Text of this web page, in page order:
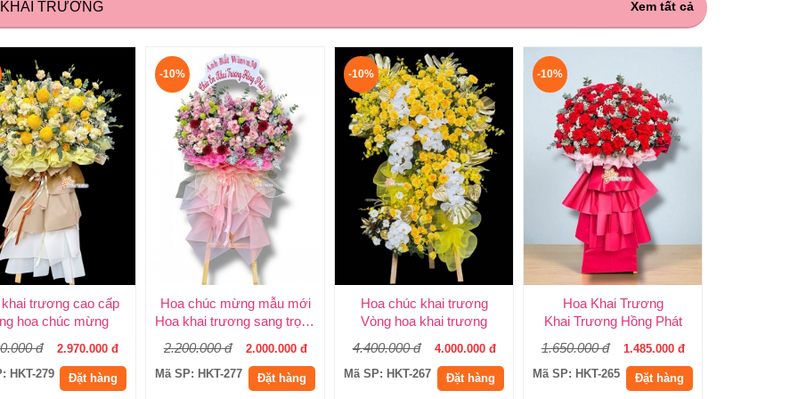
KHAI TRƯƠNG Xem tất cả
khai trương cao cấp
hoa chúc mừng
đ
2.970.000 đ
HKT-279
Đặt hàng
-10%
Hoa chúc mừng mẫu mới
Hoa khai trương sang trọng
2.200.000 đ
2.000.000 đ
Mã SP: HKT-277
Đặt hàng
-10%
Hoa chúc khai trương
Vòng hoa khai trương
4.400.000 đ
4.000.000 đ
Mã SP: HKT-267
Đặt hàng
-10%
Hoa Khai Trương
Khai Trương Hồng Phát
1.650.000 đ
1.485.000 đ
Mã SP: HKT-265
Đặt hàng